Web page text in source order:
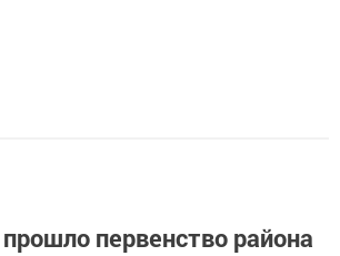
первенство района